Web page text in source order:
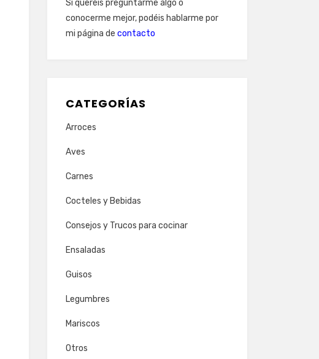
Si queréis preguntarme algo o
conocerme mejor, podéis hablarme por
mi página de contacto
CATEGORÍAS
Arroces
Aves
Carnes
Cocteles y Bebidas
Consejos y Trucos para cocinar
Ensaladas
Guisos
Legumbres
Mariscos
Otros